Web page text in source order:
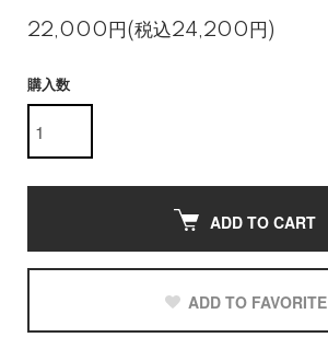
22,000円(税込24,200円)
購入数
ADD TO CART
ADD TO FAVORITE